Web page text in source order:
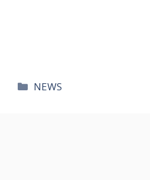
카
NEWS